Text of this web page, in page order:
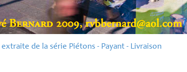
de la série Piétons - Payant - Livraison